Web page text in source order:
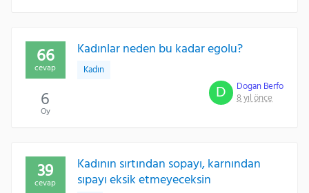
Kadınlar neden bu kadar egolu?
Kadın
D
Dogan Berfo
8 yıl önce
66
cevap
6
Oy
Kadının sırtından sopayı, karnından
sıpayı eksik etmeyeceksin
39
cevap